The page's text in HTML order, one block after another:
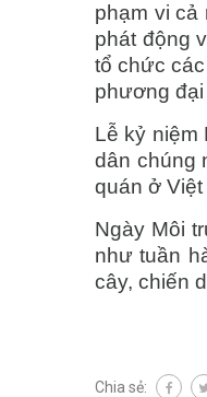
phạm vi cả
phát động
tổ chức
phương
Lễ kỷ niệm
dân chúng
quán ở
Ngày Môi
như tuần
cây, chiến
Chia sẻ: